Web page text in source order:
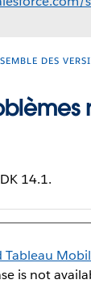
DES
14.1.
is not